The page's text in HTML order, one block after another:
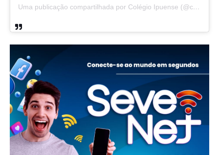
Uma publicação compartilhada por Colégio Ipuense (@colegioipuense)